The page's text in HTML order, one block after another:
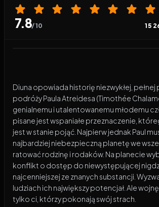
7.8/ 10 15
Diuna opowiada historię niezwykłej,
podróży Paula Atreidesa (Timothée
genialnemu i utalentowanemu młodemu
pisane jest wspaniałe przeznaczenie,
jest w stanie pojąć. Najpierw jednak Paul
najbardziej niebezpieczną planetę we
ratować rodzinę i rodaków. Na planecie
konflikt o dostęp do niewystępującej
najcenniejszej ze znanych substancji.
ludziach ich największy potencjał. Ale
tylko ci, którzy pokonają swój strach.